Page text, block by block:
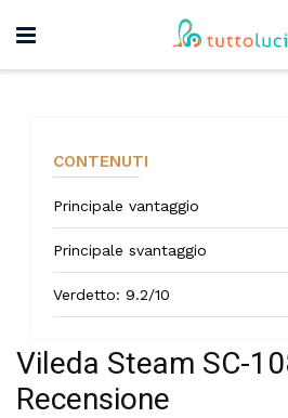
CONTENUTI
Principale vantaggio
Principale svantaggio
Verdetto: 9.2/10
Vileda Steam SC-
Recensione